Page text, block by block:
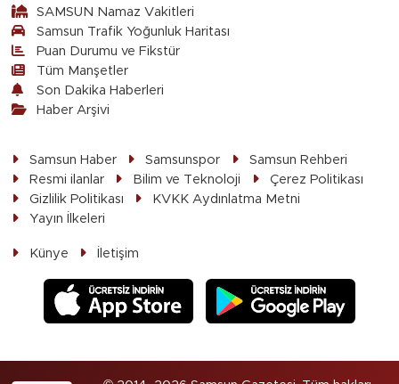
SAMSUN Namaz Vakitleri
Samsun Trafik Yoğunluk Haritası
Puan Durumu ve Fikstür
Tüm Manşetler
Son Dakika Haberleri
Haber Arşivi
Samsun Haber Samsunspor
Samsun Rehberi
Resmi ilanlar
Bilim ve Teknoloji
Çerez Politikası
Gizlilik Politikası
KVKK Aydınlatma Metni
Yayın İlkeleri
Künye İletişim